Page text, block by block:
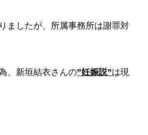
ましたが、所属事務所は謝罪対
、新垣結衣さんの”妊娠説”は現